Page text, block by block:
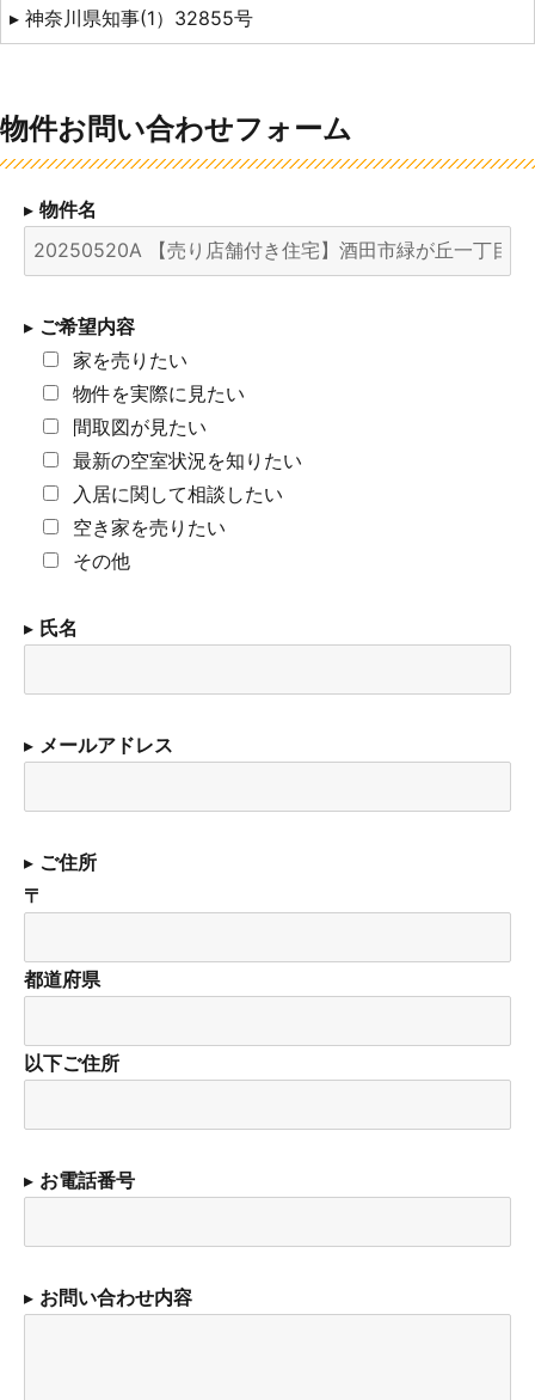
▸ 神奈川県知事(1）32855号
物件お問い合わせフォーム
▸ 物件名
▸ ご希望内容
家を売りたい
物件を実際に見たい
間取図が見たい
最新の空室状況を知りたい
入居に関して相談したい
空き家を売りたい
その他
▸ 氏名
▸ メールアドレス
▸ ご住所
〒
都道府県
以下ご住所
▸ お電話番号
▸ お問い合わせ内容